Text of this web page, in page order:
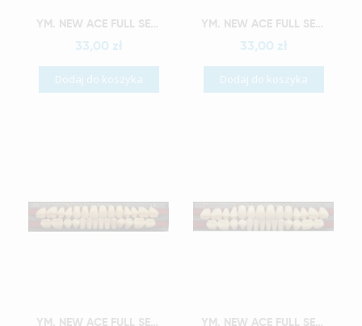
Szybki podgląd YM. NEW ACE FULL SET - AKRYLOWE ZĘBY SZTUCZNE - D4-O2
33,00 zł
Dodaj do koszyka
Szybki podgląd YM. NEW ACE FULL SET - AKRYLOWE ZĘBY SZTUCZNE - D4-O3
33,00 zł
Dodaj do koszyka
Szybki podgląd YM. NEW ACE FULL SET - AKRYLOWE ZĘBY SZTUCZNE - D4-O4 Szybki podgląd YM. NEW ACE FULL SET - AKRYLOWE ZĘBY SZTUCZNE - D4-O5